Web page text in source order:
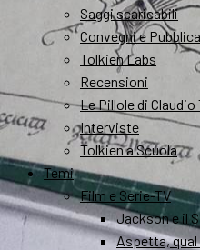
Saggi scaricabili
Convegni e
Tolkien Labs
Recensioni
Le Pillole di Claudio
Interviste
Tolkien a Scuola
Temi
Film e Serie-TV
Jackson e il
Aspetta, qual